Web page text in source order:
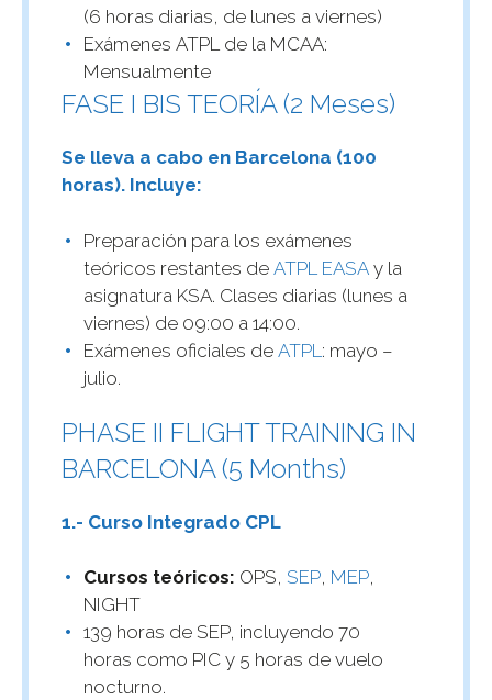
(6 horas diarias, de lunes a viernes)
Exámenes ATPL de la MCAA:
Mensualmente
FASE I BIS TEORÍA (2 Meses)
Se lleva a cabo en Barcelona (100
horas). Incluye:
Preparación para los exámenes
teóricos restantes de ATPL EASA y la
asignatura KSA. Clases diarias (lunes a
viernes) de 09:00 a 14:00.
Exámenes oficiales de ATPL : mayo –
julio.
PHASE II FLIGHT TRAINING IN
BARCELONA (5 Months)
1.- Curso Integrado CPL
Cursos teóricos: OPS, SEP, MEP,
NIGHT
139 horas de SEP, incluyendo 70
horas como PIC y 5 horas de vuelo
nocturno.